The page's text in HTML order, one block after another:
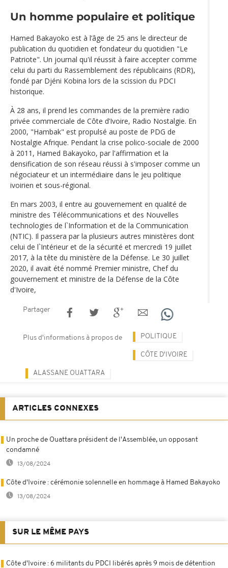
Un homme populaire et politique
Hamed Bakayoko est à l’âge de 25 ans le directeur de
publication du quotidien et fondateur du quotidien "Le
Patriote". Un journal qu'il réussit à faire accepter comme
celui du parti du Rassemblement des républicains (RDR),
fondé par Djéni Kobina lors de la scission du PDCI
historique.
À 28 ans, il prend les commandes de la première radio
privée commerciale de Côte d’Ivoire, Radio Nostalgie. En
2000, "Hambak" est propulsé au poste de PDG de
Nostalgie Afrique. Pendant la crise polico-sociale de 2000
à 2011, Hamed Bakayoko, par l'affirmation et la
densification de son réseau réussi à s'imposer comme un
négociateur et un intermédiaire dans le jeu politique
ivoirien et sous-régional.
En mars 2003, il entre au gouvernement en qualité de
ministre des Télécommunications et des Nouvelles
technologies de l`Information et de la Communication
(NTIC). Il passera par la plusieurs autres ministères dont
celui de l`Intérieur et de la sécurité et mercredi 19 juillet
2017, à la tête du ministère de la Défense. Le 30 juillet
2020, il avait été nommé Premier ministre, Chef du
gouvernement et ministre de la Défense de la Côte
d'Ivoire,
Partager
Plus d'informations à propos de POLITIQUE
CÔTE D'IVOIRE
ALASSANE OUATTARA
ARTICLES CONNEXES
Un proche de Ouattara président de l'Assemblée, un opposant
condamné
13/08/2024
Côte d'Ivoire : cérémonie solennelle en hommage à Hamed Bakayoko
13/08/2024
SUR LE MÊME PAYS
Côte d'Ivoire : 6 militants du PDCI libérés après 9 mois de détention